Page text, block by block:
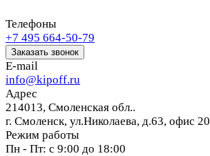
Телефоны
+7 495 664-50-79
Заказать звонок
E-mail
info@kipoff.ru
Адрес
214013, Смоленская обл..
г. Смоленск, ул.Николаева, д.63, офис 20
Режим работы
Пн - Пт: с 9:00 до 18:00